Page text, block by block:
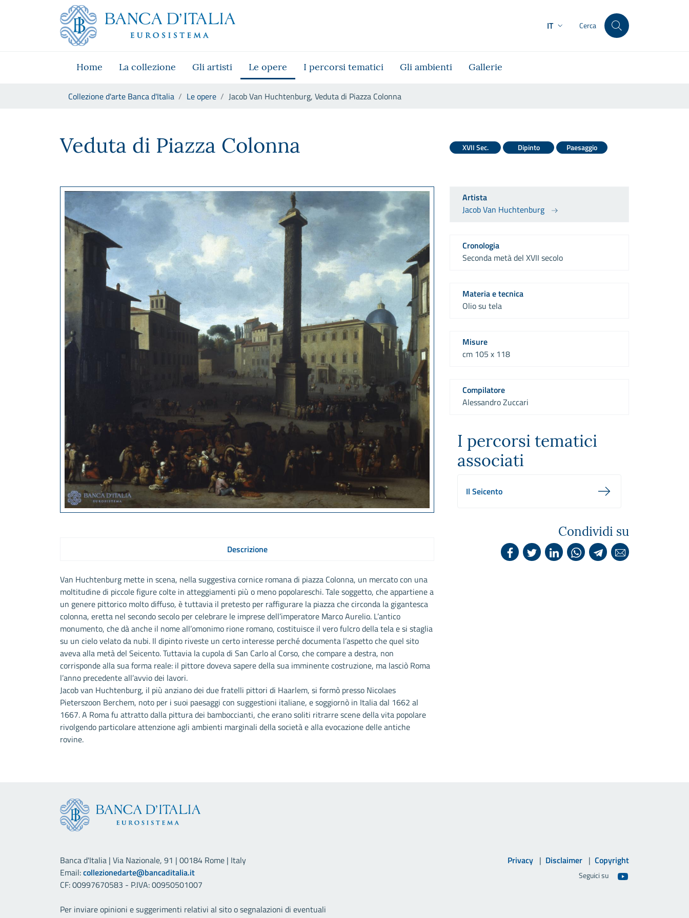
Skip to Main Content
Vai al sito istituzionale
Vai al menu di navigazione
Vai alla ricerca
Vai ai contenuti
IT Cerca
Home La collezione Gli artisti Le opere I percorsi tematici Gli ambienti Gallerie
Collezione d'arte Banca d'Italia Le opere Jacob Van Huchtenburg, Veduta di Piazza Colonna
Veduta di Piazza Colonna XVII Sec. Dipinto Paesaggio
Descrizione
Van Huchtenburg mette in scena, nella suggestiva cornice romana di piazza Colonna, un mercato con una
moltitudine di piccole figure colte in atteggiamenti più o meno popolareschi. Tale soggetto, che appartiene a
un genere pittorico molto diffuso, è tuttavia il pretesto per raffigurare la piazza che circonda la gigantesca
colonna, eretta nel secondo secolo per celebrare le imprese dell’imperatore Marco Aurelio. L’antico
monumento, che dà anche il nome all’omonimo rione romano, costituisce il vero fulcro della tela e si staglia
su un cielo velato da nubi. Il dipinto riveste un certo interesse perché documenta l’aspetto che quel sito
aveva alla metà del Seicento. Tuttavia la cupola di San Carlo al Corso, che compare a destra, non
corrisponde alla sua forma reale: il pittore doveva sapere della sua imminente costruzione, ma lasciò Roma
l’anno precedente all’avvio dei lavori.
Jacob van Huchtenburg, il più anziano dei due fratelli pittori di Haarlem, si formò presso Nicolaes
Pieterszoon Berchem, noto per i suoi paesaggi con suggestioni italiane, e soggiornò in Italia dal 1662 al
1667. A Roma fu attratto dalla pittura dei bamboccianti, che erano soliti ritrarre scene della vita popolare
rivolgendo particolare attenzione agli ambienti marginali della società e alla evocazione delle antiche
rovine.
Artista
Jacob Van Huchtenburg
Cronologia
Seconda metà del XVII secolo
Materia e tecnica
Olio su tela
Misure
cm 105 x 118
Compilatore
Alessandro Zuccari
I percorsi tematici
associati
Il Seicento
Condividi su
Banca d'Italia | Via Nazionale, 91 | 00184 Rome | Italy
Email:collezionedarte@bancaditalia.it
CF: 00997670583 - P.IVA: 00950501007
Per inviare opinioni e suggerimenti relativi al sito o segnalazioni di eventuali
Privacy Disclaimer Copyright
Seguici su